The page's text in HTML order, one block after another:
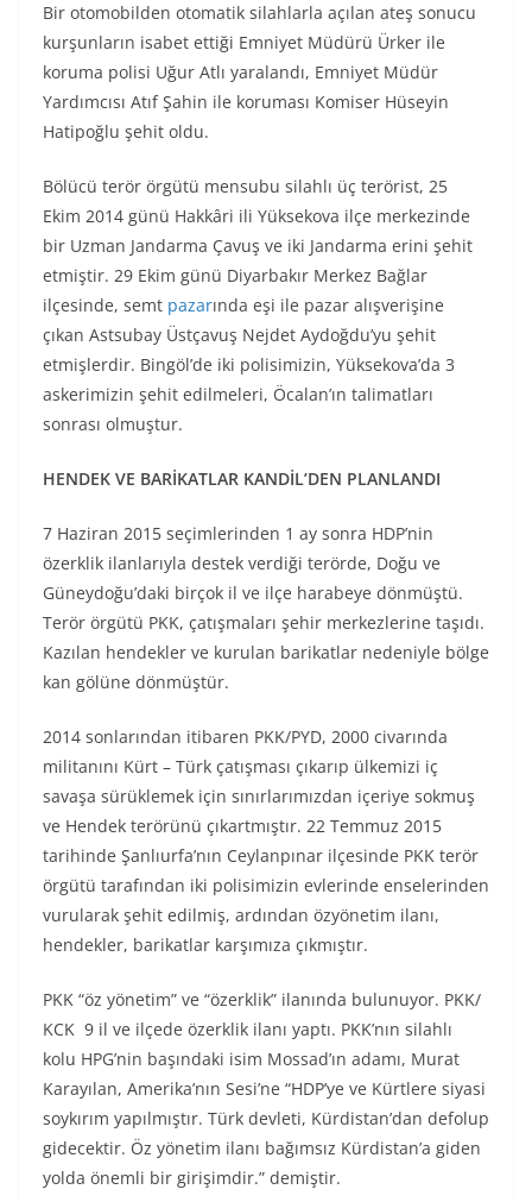
Bir otomobilden otomatik silahlarla açılan ateş sonucu
kurşunların isabet ettiği Emniyet Müdürü Ürker ile
koruma polisi Uğur Atlı yaralandı, Emniyet Müdür
Yardımcısı Atıf Şahin ile koruması Komiser Hüseyin
Hatipoğlu şehit oldu.
Bölücü terör örgütü mensubu silahlı üç terörist, 25
Ekim 2014 günü Hakkâri ili Yüksekova ilçe merkezinde
bir Uzman Jandarma Çavuş ve iki Jandarma erini şehit
etmiştir. 29 Ekim günü Diyarbakır Merkez Bağlar
ilçesinde, semt pazarında eşi ile pazar alışverişine
çıkan Astsubay Üstçavuş Nejdet Aydoğdu’yu şehit
etmişlerdir. Bingöl’de iki polisimizin, Yüksekova’da 3
askerimizin şehit edilmeleri, Öcalan’ın talimatları
sonrası olmuştur.
HENDEK VE BARİKATLAR KANDİL’DEN PLANLANDI
7 Haziran 2015 seçimlerinden 1 ay sonra HDP’nin
özerklik ilanlarıyla destek verdiği terörde, Doğu ve
Güneydoğu’daki birçok il ve ilçe harabeye dönmüştü.
Terör örgütü PKK, çatışmaları şehir merkezlerine taşıdı.
Kazılan hendekler ve kurulan barikatlar nedeniyle bölge
kan gölüne dönmüştür.
2014 sonlarından itibaren PKK/PYD, 2000 civarında
militanını Kürt – Türk çatışması çıkarıp ülkemizi iç
savaşa sürüklemek için sınırlarımızdan içeriye sokmuş
ve Hendek terörünü çıkartmıştır. 22 Temmuz 2015
tarihinde Şanlıurfa’nın Ceylanpınar ilçesinde PKK terör
örgütü tarafından iki polisimizin evlerinde enselerinden
vurularak şehit edilmiş, ardından özyönetim ilanı,
hendekler, barikatlar karşımıza çıkmıştır.
PKK “öz yönetim” ve “özerklik” ilanında bulunuyor. PKK/
KCK 9 il ve ilçede özerklik ilanı yaptı. PKK’nın silahlı
kolu HPG’nin başındaki isim Mossad’ın adamı, Murat
Karayılan, Amerika’nın Sesi’ne “HDP’ye ve Kürtlere siyasi
soykırım yapılmıştır. Türk devleti, Kürdistan’dan defolup
gidecektir. Öz yönetim ilanı bağımsız Kürdistan’a giden
yolda önemli bir girişimdir.” demiştir.